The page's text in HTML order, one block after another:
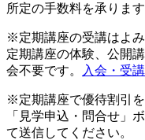
所定の手数料を承ります
※定期講座の受講はよ
定期講座の体験、公開
会不要です。
入会・受
※定期講座で優待割引
「見学申込・問合せ」
て送信してください。